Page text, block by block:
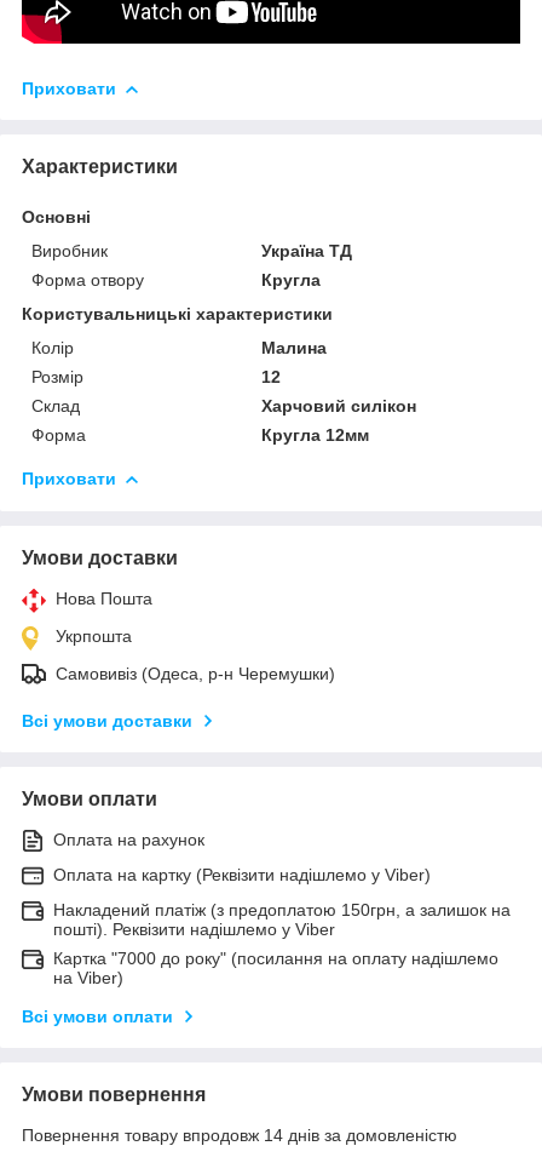
Приховати
Характеристики
Основні
Виробник
Україна ТД
Форма отвору
Кругла
Користувальницькі характеристики
Колір
Малина
Розмір
12
Склад
Харчовий силікон
Форма
Кругла 12мм
Приховати
Умови доставки
Нова Пошта
Укрпошта
Самовивіз (Одеса, р-н Черемушки)
Всі умови доставки
Умови оплати
Оплата на рахунок
Оплата на картку (Реквізити надішлемо у Viber)
Накладений платіж (з предоплатою 150грн, а залишок на
пошті). Реквізити надішлемо у Viber
Картка "7000 до року" (посилання на оплату надішлемо
на Viber)
Всі умови оплати
Умови повернення
Повернення товару впродовж 14 днів за домовленістю